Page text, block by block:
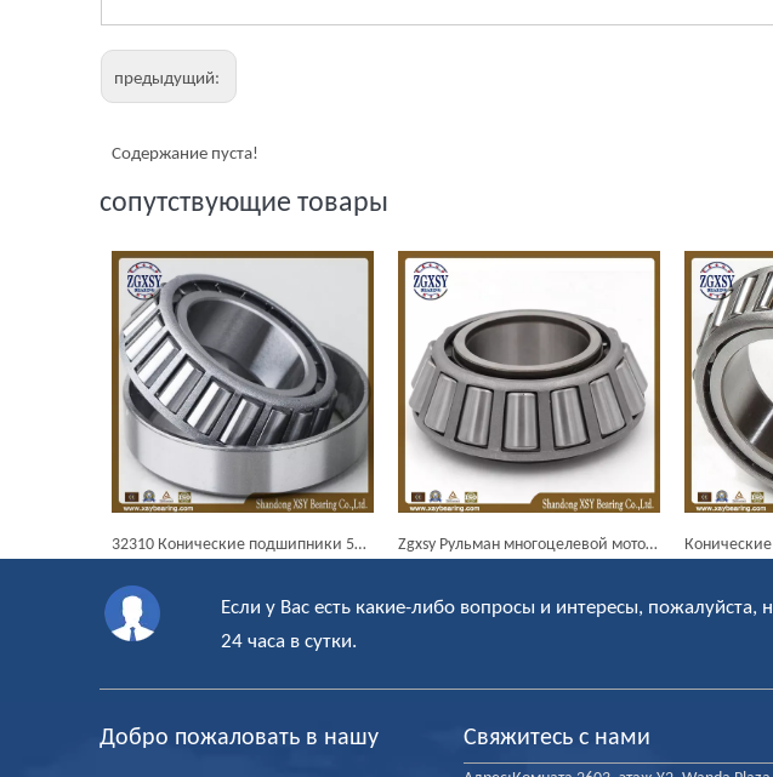
предыдущий:
Содержание пуста!
сопутствующие товары
Если у Вас есть какие-либо вопросы и интересы, пожалуйста,
24 часа в сутки.
Добро пожаловать в нашу
Свяжитесь с нами